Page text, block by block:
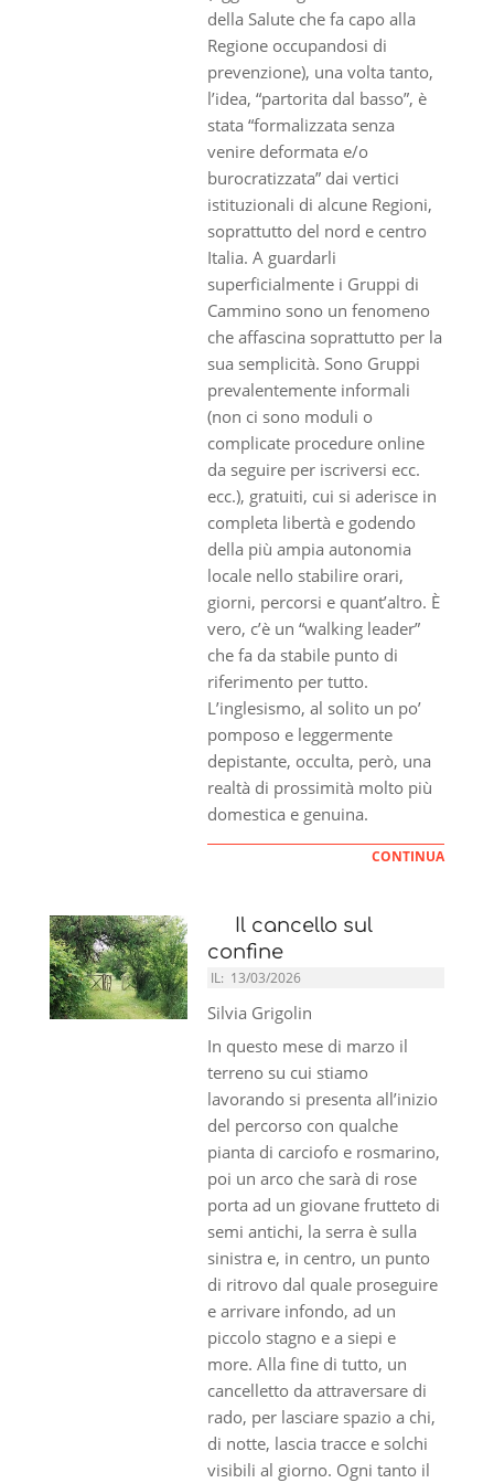
della Salute che fa capo alla
Regione occupandosi di
prevenzione), una volta tanto,
l’idea, “partorita dal basso”, è
stata “formalizzata senza
venire deformata e/o
burocratizzata” dai vertici
istituzionali di alcune Regioni,
soprattutto del nord e centro
Italia. A guardarli
superficialmente i Gruppi di
Cammino sono un fenomeno
che affascina soprattutto per la
sua semplicità. Sono Gruppi
prevalentemente informali
(non ci sono moduli o
complicate procedure online
da seguire per iscriversi ecc.
ecc.), gratuiti, cui si aderisce in
completa libertà e godendo
della più ampia autonomia
locale nello stabilire orari,
giorni, percorsi e quant’altro. È
vero, c’è un “walking leader”
che fa da stabile punto di
riferimento per tutto.
L’inglesismo, al solito un po’
pomposo e leggermente
depistante, occulta, però, una
realtà di prossimità molto più
domestica e genuina.
CONTINUA
Il cancello sul
confine
IL: 13/03/2026
Silvia Grigolin
In questo mese di marzo il
terreno su cui stiamo
lavorando si presenta all’inizio
del percorso con qualche
pianta di carciofo e rosmarino,
poi un arco che sarà di rose
porta ad un giovane frutteto di
semi antichi, la serra è sulla
sinistra e, in centro, un punto
di ritrovo dal quale proseguire
e arrivare infondo, ad un
piccolo stagno e a siepi e
more. Alla fine di tutto, un
cancelletto da attraversare di
rado, per lasciare spazio a chi,
di notte, lascia tracce e solchi
visibili al giorno. Ogni tanto il